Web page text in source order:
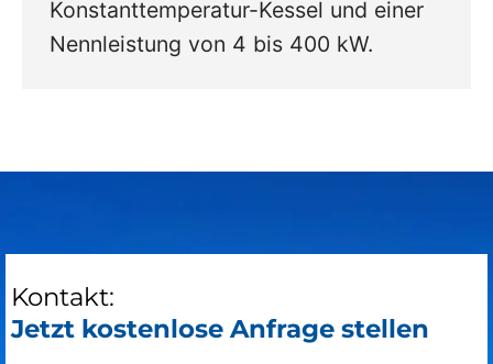
Konstanttemperatur-Kessel und einer
Nennleistung von 4 bis 400 kW.
Kontakt:
Jetzt kostenlose Anfrage stellen